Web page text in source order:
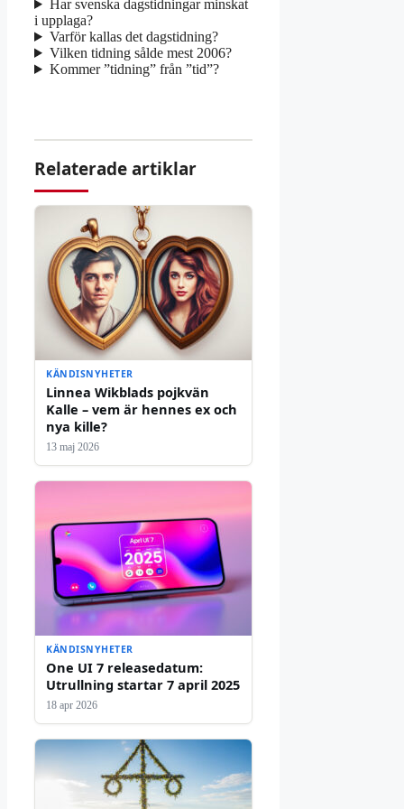
Har svenska dagstidningar minskat
i upplaga?
Varför kallas det dagstidning?
Vilken tidning sålde mest 2006?
Kommer ”tidning” från ”tid”?
Relaterade artiklar
KÄNDISNYHETER
Linnea Wikblads pojkvän
Kalle – vem är hennes ex och
nya kille?
13 maj 2026
KÄNDISNYHETER
One UI 7 releasedatum:
Utrullning startar 7 april 2025
18 apr 2026